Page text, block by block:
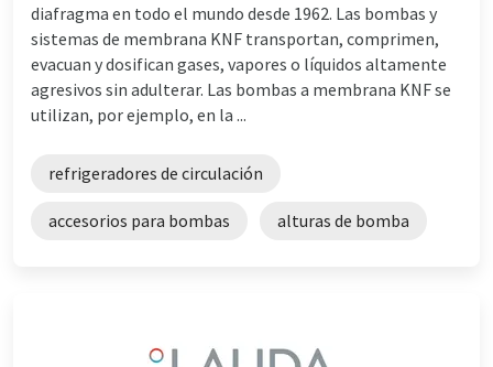
diafragma en todo el mundo desde 1962. Las bombas y
sistemas de membrana KNF transportan, comprimen,
evacuan y dosifican gases, vapores o líquidos altamente
agresivos sin adulterar. Las bombas a membrana KNF se
utilizan, por ejemplo, en la ...
refrigeradores de circulación
accesorios para bombas alturas de bomba